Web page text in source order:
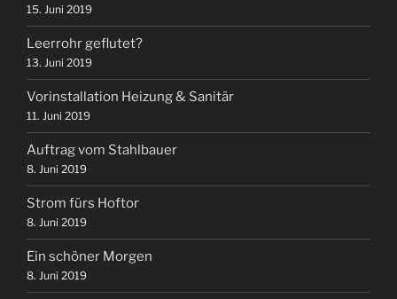
15. Juni 2019
Leerrohr geflutet?
13. Juni 2019
Vorinstallation Heizung & Sanitär
11. Juni 2019
Auftrag vom Stahlbauer
8. Juni 2019
Strom fürs Hoftor
8. Juni 2019
Ein schöner Morgen
8. Juni 2019